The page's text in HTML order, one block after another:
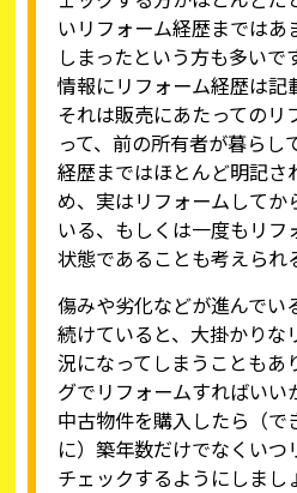
いリフォーム経歴まではあ
しまったという方も多いで
情報にリフォーム経歴は記
それは販売にあたってのリ
って、前の所有者が暮らし
経歴まではほとんど明記さ
め、実はリフォームしてか
いる、もしくは一度もリフ
状態であることも考えられ
傷みや劣化などが進んでい
続けていると、大掛かりな
況になってしまうこともあ
グでリフォームすればいい
中古物件を購入したら（で
に）築年数だけでなくい
チェックするようにしまし